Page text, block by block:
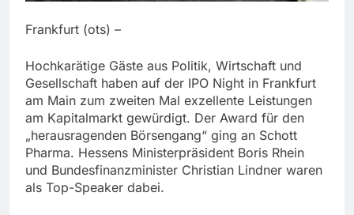
Frankfurt (ots) –
Hochkarätige Gäste aus Politik, Wirtschaft und
Gesellschaft haben auf der IPO Night in Frankfurt
am Main zum zweiten Mal exzellente Leistungen
am Kapitalmarkt gewürdigt. Der Award für den
„herausragenden Börsengang“ ging an Schott
Pharma. Hessens Ministerpräsident Boris Rhein
und Bundesfinanzminister Christian Lindner waren
als Top-Speaker dabei.